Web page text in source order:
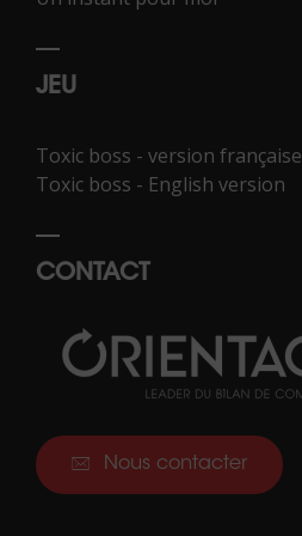
JEU
Toxic boss - version française
Toxic boss - English version
CONTACT
Nous contacter